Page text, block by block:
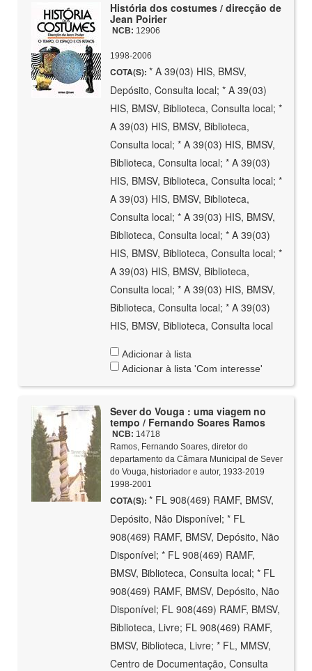
História dos costumes / direcção de
Jean Poirier
NCB: 12906
1998-2006
COTA(S): * A 39(03) HIS, BMSV,
Depósito, Consulta local; * A 39(03)
HIS, BMSV, Biblioteca, Consulta local; *
A 39(03) HIS, BMSV, Biblioteca,
Consulta local; * A 39(03) HIS, BMSV,
Biblioteca, Consulta local; * A 39(03)
HIS, BMSV, Biblioteca, Consulta local; *
A 39(03) HIS, BMSV, Biblioteca,
Consulta local; * A 39(03) HIS, BMSV,
Biblioteca, Consulta local; * A 39(03)
HIS, BMSV, Biblioteca, Consulta local; *
A 39(03) HIS, BMSV, Biblioteca,
Consulta local; * A 39(03) HIS, BMSV,
Biblioteca, Consulta local; * A 39(03)
HIS, BMSV, Biblioteca, Consulta local
Adicionar à lista
Adicionar à lista 'Com interesse'
Sever do Vouga : uma viagem no
tempo / Fernando Soares Ramos
NCB: 14718
Ramos, Fernando Soares, diretor do
departamento da Câmara Municipal de Sever
do Vouga, historiador e autor, 1933-2019
1998-2001
COTA(S): * FL 908(469) RAMF, BMSV,
Depósito, Não Disponível; * FL
908(469) RAMF, BMSV, Depósito, Não
Disponível; * FL 908(469) RAMF,
BMSV, Biblioteca, Consulta local; * FL
908(469) RAMF, BMSV, Depósito, Não
Disponível; FL 908(469) RAMF, BMSV,
Biblioteca, Livre; FL 908(469) RAMF,
BMSV, Biblioteca, Livre; * FL, MMSV,
Centro de Documentação, Consulta